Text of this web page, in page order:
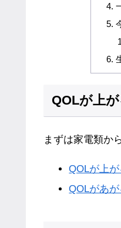
QOLが上
まずは家電類か
QOLが上
QOLがあ